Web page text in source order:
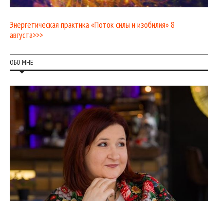
Энергетическая практика «Поток силы и изобилия» 8
августа>>>
ОБО МНЕ